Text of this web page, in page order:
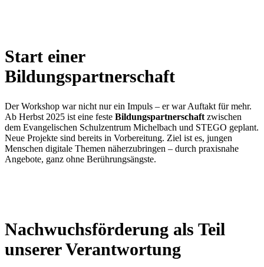
Start einer
Bildungspartnerschaft
Der Workshop war nicht nur ein Impuls – er war Auftakt für mehr.
Ab Herbst 2025 ist eine feste Bildungspartnerschaft zwischen
dem Evangelischen Schulzentrum Michelbach und STEGO geplant.
Neue Projekte sind bereits in Vorbereitung. Ziel ist es, jungen
Menschen digitale Themen näherzubringen – durch praxisnahe
Angebote, ganz ohne Berührungsängste.
Nachwuchsförderung als Teil
unserer Verantwortung